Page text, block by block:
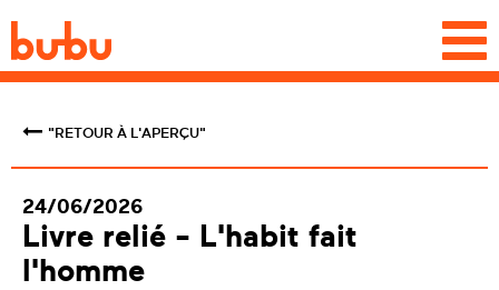
"RETOUR À L'APERÇU"
24/06/2026
Livre relié - L'habit fait
l'homme